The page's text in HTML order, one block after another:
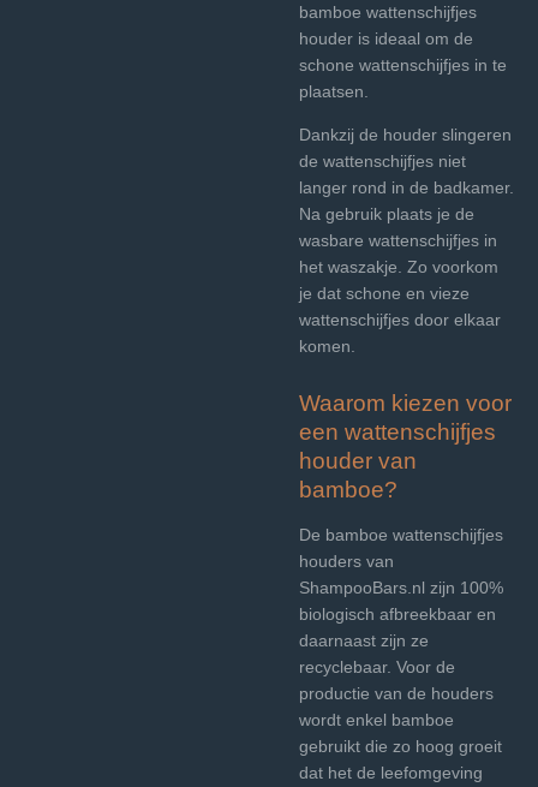
bamboe wattenschijfjes
houder is ideaal om de
schone wattenschijfjes in te
plaatsen.
Dankzij de houder slingeren
de wattenschijfjes niet
langer rond in de badkamer.
Na gebruik plaats je de
wasbare wattenschijfjes in
het waszakje. Zo voorkom
je dat schone en vieze
wattenschijfjes door elkaar
komen.
Waarom kiezen voor
een wattenschijfjes
houder van
bamboe?
De bamboe wattenschijfjes
houders van
ShampooBars.nl zijn 100%
biologisch afbreekbaar en
daarnaast zijn ze
recyclebaar. Voor de
productie van de houders
wordt enkel bamboe
gebruikt die zo hoog groeit
dat het de leefomgeving